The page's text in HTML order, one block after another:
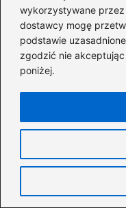
wykorzystywane
dostawcy mogę
podstawie
zgodzić nie
poniżej.
Ile naprawdę
dochody!
Cafè Noir
mody i stylu
Ile tak
fanpage na
możliwości
zaskoczą!